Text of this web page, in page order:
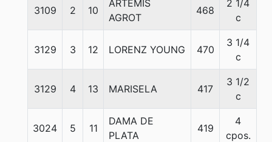
3109 2 10
ARTEMIS
AGROT
468
2 1/4
c
3129 3 12 LORENZ YOUNG 470
3 1/4
c
3129 4 13 MARISELA 417
3 1/2
c
3024 5 11
DAMA DE
PLATA
419
4
cpos.